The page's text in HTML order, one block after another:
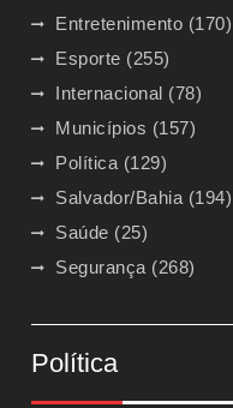
Entretenimento (170)
Esporte (255)
Internacional (78)
Municípios (157)
Política (129)
Salvador/Bahia (194)
Saúde (25)
Segurança (268)
Política